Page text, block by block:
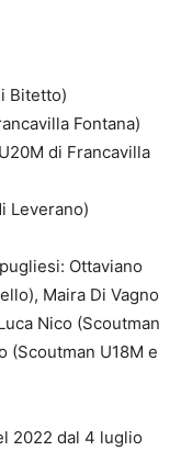
Bitetto)
Fontana)
di Francavilla
Leverano)
Ottaviano
Maira Di Vagno
Nico (Scoutman
(Scoutman U18M e
2022 dal 4 luglio